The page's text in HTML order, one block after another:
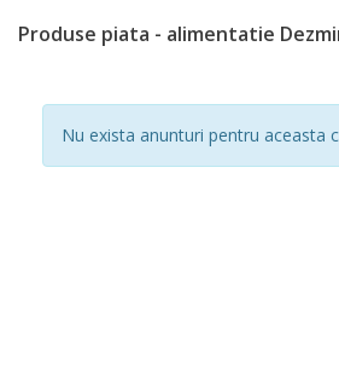
Produse piata - alimentatie
Nu exista anunturi pentru aceasta